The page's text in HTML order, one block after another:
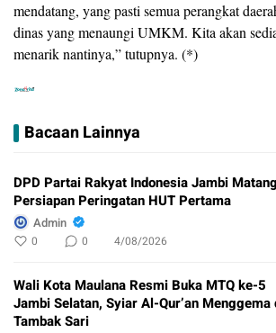
mendatang, yang pasti semua perangkat
dinas yang menaungi UMKM. Kita akan
menarik nantinya,” tutupnya. (*)
Bacaan Lainnya
DPD Partai Rakyat Indonesia Jambi
Persiapan Peringatan HUT Pertama
Admin
0 0 4/08/2026
Wali Kota Maulana Resmi Buka MTQ ke-5
Jambi Selatan, Syiar Al-Qur’an Menggema
Tambak Sari